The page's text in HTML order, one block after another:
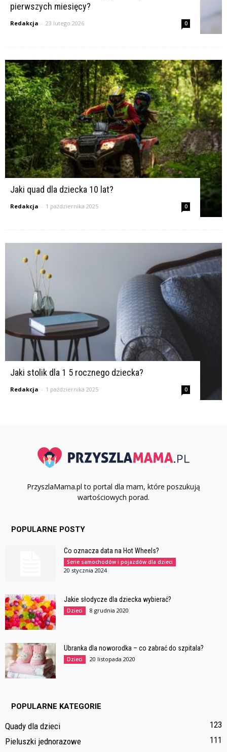
pierwszych miesięcy?
Redakcja - 23 lutego 2026 0
Jaki quad dla dziecka 10 lat?
Redakcja - 1 października 2025 0
Jaki stolik dla 1 5 rocznego dziecka?
Redakcja - 1 października 2025 0
PrzyszlaMama.pl to portal dla mam, które poszukują
wartościowych porad.
POPULARNE POSTY
Co oznacza data na Hot Wheels?
Serie samochodów i pojazdów dla dzieci
20 stycznia 2024
Jakie słodycze dla dziecka wybierać?
Dzieci 8 grudnia 2020
Ubranka dla noworodka – co zabrać do szpitala?
Dzieci 20 listopada 2020
POPULARNE KATEGORIE
Quady dla dzieci
123
Pieluszki jednorazowe
111